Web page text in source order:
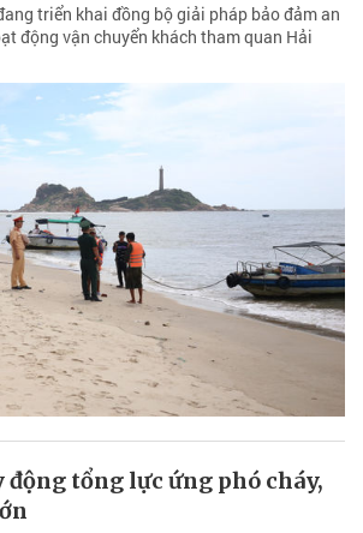
triển khai đồng bộ giải pháp bảo đảm an
động vận chuyển khách tham quan Hải
động tổng lực ứng phó cháy,